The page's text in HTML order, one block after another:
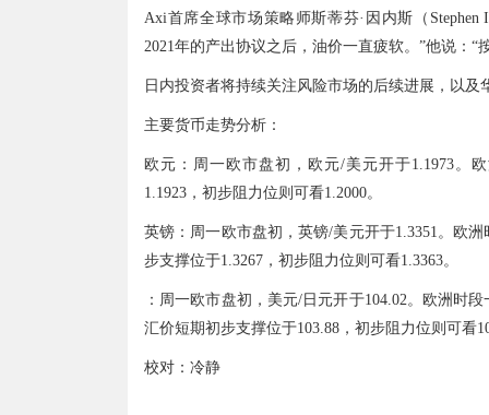
Axi首席全球市场策略师斯蒂芬·因内斯（
2021年的产出协议之后，油价一直疲软。”他说：
日内投资者将持续关注风险市场的后续进展，以
主要货币走势分析：
欧元：周一欧市盘初，欧元/美元开于1.1973。
1.1923，初步阻力位则可看1.2000。
英镑：周一欧市盘初，英镑/美元开于1.3351。欧
步支撑位于1.3267，初步阻力位则可看1.3363。
：周一欧市盘初，美元/日元开于104.02。欧洲时
汇价短期初步支撑位于103.88，初步阻力位则可看
校对：冷静